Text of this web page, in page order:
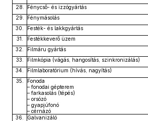
28.
Fénycső- és izzógyártás
29.
Fénymásolás
30.
Festék- és lakkgyártás
31.
Festékkeverő üzem
32.
Filmáru gyártás
33.
Filmkópia (vágás, hangosítás, szinkronizálás)
34.
Filmlaboratórium (hívás, nagyítás)
35.
Fonoda
– fonodai gépterem
– farkasolás (tépés)
– orsózó
– gyapjúfonó
– cérnázó
36.
Galvanizáló